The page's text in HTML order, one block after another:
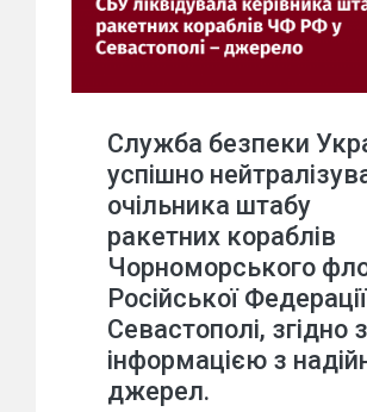
Служба безпеки
успішно
очільника штабу
ракетних кораблів
Чорноморського
Російської
Севастополі, згідно з
інформацією з
джерел.